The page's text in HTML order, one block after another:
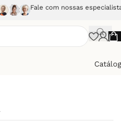
Fale com nossas